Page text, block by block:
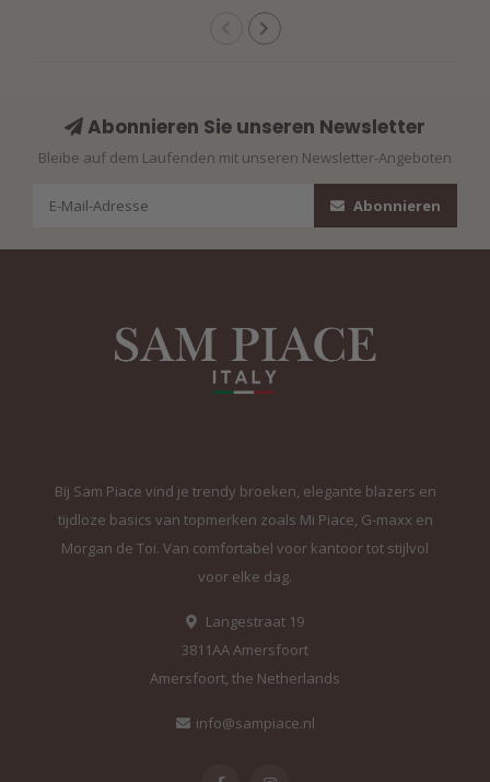
Abonnieren Sie unseren Newsletter
Bleibe auf dem Laufenden mit unseren Newsletter-Angeboten
Abonnieren
Bij Sam Piace vind je trendy broeken, elegante blazers en
tijdloze basics van topmerken zoals Mi Piace, G-maxx en
Morgan de Toi. Van comfortabel voor kantoor tot stijlvol
voor elke dag.
Langestraat 19
3811AA Amersfoort
Amersfoort, the Netherlands
info@sampiace.nl